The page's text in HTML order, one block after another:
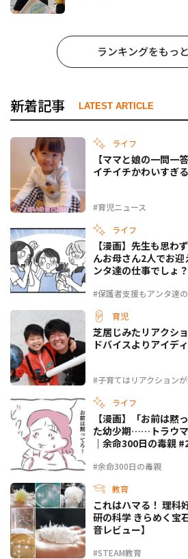
ランキングをもっ
新着記事 LATEST ARTICLE
ライフ
#育児ニュース
【ママと娘の一問一
イチイチかわいすぎ
ライフ
#保護者支援もアンタ達
【漫画】先生も思わ
んお母さん2人でお
ンタ達の仕事でしょ
育児
#子育てはリアクション
芝居じみたリアクシ
ドバイスよりアイデ
ライフ
#余命300日の毒親
【漫画】「お前は黙
た幼少期……トラウマ
｜余命300日の毒親
教育
#STEAM教育
これはハマる！ 理科
研の科学 きらめく宝
音レビュー】